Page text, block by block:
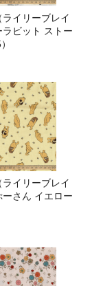
イリーブレイ
ビット ストー
イリーブレイ
さん イエロー